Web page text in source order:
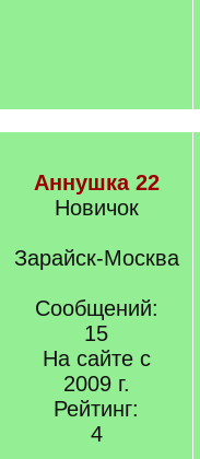
Аннушка 22
Новичок
Зарайск-Москва
Сообщений:
15
На сайте с
2009 г.
Рейтинг:
4